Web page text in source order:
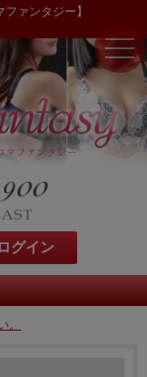
ァンタジー】
グイン
。